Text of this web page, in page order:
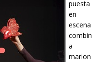
puesta
en
escena
combin
a
marion